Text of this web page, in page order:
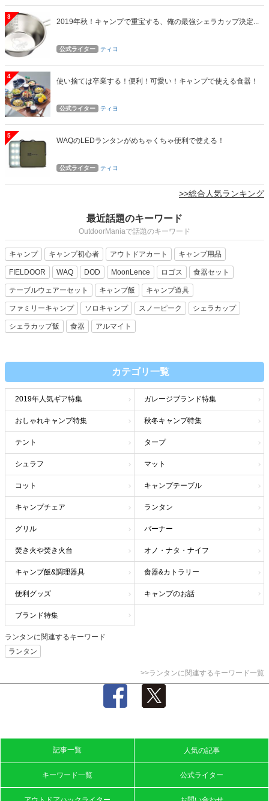
3
2019年秋！キャンプで重宝する、俺の最強シェラカップ決定...
公式ライター ティヨ
4
使い捨ては卒業する！便利！可愛い！キャンプで使える食器！
公式ライター ティヨ
5
WAQのLEDランタンがめちゃくちゃ便利で使える！
公式ライター ティヨ
>>総合人気ランキング
最近話題のキーワード
OutdoorManiaで話題のキーワード
キャンプ キャンプ初心者 アウトドアカート キャンプ用品
FIELDOOR WAQ DOD MoonLence ロゴス 食器セット
テーブルウェアーセット キャンプ飯 キャンプ道具
ファミリーキャンプ ソロキャンプ スノーピーク シェラカップ
シェラカップ飯 食器 アルマイト
カテゴリ一覧
2019年人気ギア特集 ガレージブランド特集
おしゃれキャンプ特集 秋冬キャンプ特集
テント タープ
シュラフ マット
コット キャンプテーブル
キャンプチェア ランタン
グリル バーナー
焚き火や焚き火台 オノ・ナタ・ナイフ
キャンプ飯&調理器具 食器&カトラリー
便利グッズ キャンプのお話
ブランド特集
ランタンに関連するキーワード
ランタン
>>ランタンに関連するキーワード一覧
記事一覧 人気の記事
キーワード一覧 公式ライター